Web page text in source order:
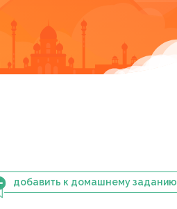
добавить к домашнему заданию